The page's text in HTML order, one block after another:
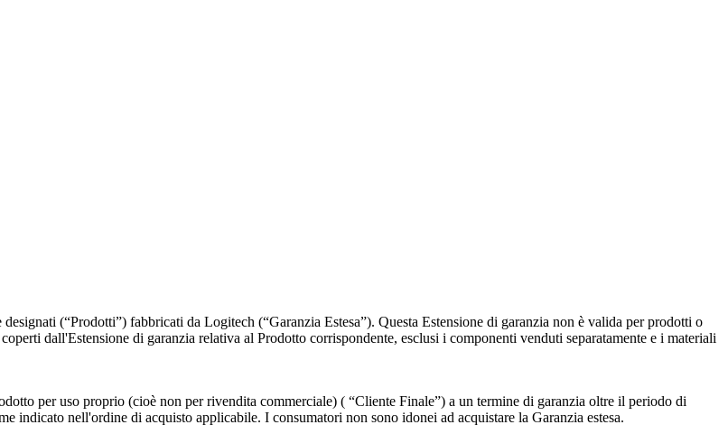
(“Prodotti”) fabbricati da Logitech (“Garanzia Estesa”). Questa Estensione di garanzia non è valida per prodotti o
dall'Estensione di garanzia relativa al Prodotto corrispondente, esclusi i componenti venduti separatamente e i materiali
per uso proprio (cioè non per rivendita commerciale) ( “Cliente Finale”) a un termine di garanzia oltre il periodo di
indicato nell'ordine di acquisto applicabile. I consumatori non sono idonei ad acquistare la Garanzia estesa.